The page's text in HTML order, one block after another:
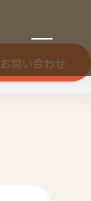
お問い合わせ